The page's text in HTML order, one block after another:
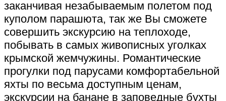
заканчивая незабываемым полетом под
куполом парашюта, так же Вы сможете
совершить экскурсию на теплоходе,
побывать в самых живописных уголках
крымской жемчужины. Романтические
прогулки под парусами комфортабельной
яхты по весьма доступным ценам,
экскурсии на банане в заповедные бухты